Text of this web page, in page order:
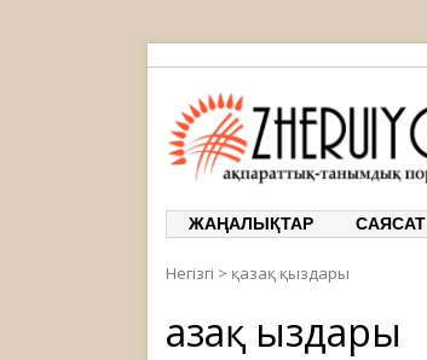
ЖАҢАЛЫҚТАР САЯСАТ
Негізгі > қазақ қыздары
Қазақ Қыздары